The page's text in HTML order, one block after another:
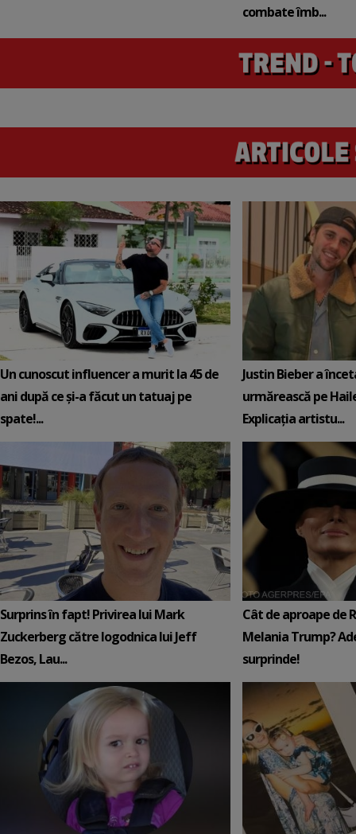
combate îmb...
Un cunoscut influencer a murit la 45 de
ani după ce și-a făcut un tatuaj pe
spate!...
Justin Bieber a
urmărească pe
Explicația artistu...
Surprins în fapt! Privirea lui Mark
Zuckerberg către logodnica lui Jeff
Bezos, Lau...
Cât de aproape de
Melania Trump?
surprinde!